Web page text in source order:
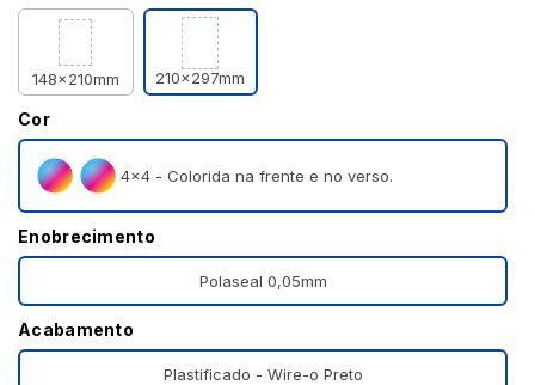
148x210mm 210x297mm
Cor
4×4 - Colorida na frente e no verso.
Enobrecimento
Polaseal 0,05mm
Acabamento
Plastificado - Wire-o Preto